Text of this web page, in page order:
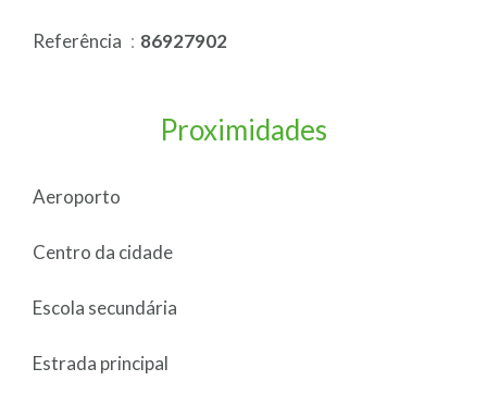
Referência 86927902
Proximidades
Aeroporto
Centro da cidade
Escola secundária
Estrada principal